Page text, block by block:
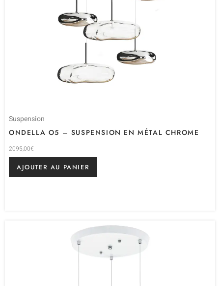
Suspension
ONDELLA O5 – SUSPENSION EN MÉTAL CHROME
2095,00€
AJOUTER AU PANIER